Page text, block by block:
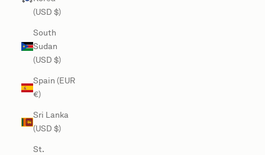
(USD $)
South
Sudan
(USD $)
Spain (EUR
€)
Sri Lanka
(USD $)
St.